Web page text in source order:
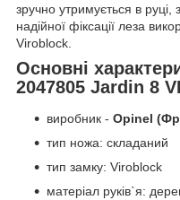
зручно утримується в руці,
надійної фіксації леза
Viroblock.
Основні
2047805 Jardin 8
виробник - Opinel
тип ножа: складаний
тип замку: Viroblock
матеріал руків`я: